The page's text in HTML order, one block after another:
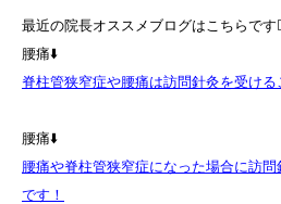
最近の院長オススメブログはこちらです
腰痛⬇️
脊柱管狭窄症や腰痛は訪問針灸を受ける
腰痛⬇️
腰痛や脊柱管狭窄症になった場合に訪
です！